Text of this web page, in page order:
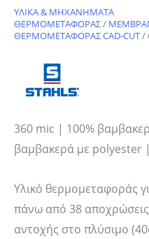
ΥΛΙΚΑ & ΜΗΧΑΝΗΜΑΤΑ
ΘΕΡΜΟΜΕΤΑΦΟΡΑΣ/
ΘΕΡΜΟΜΕΤΑΦΟΡΑΣ CAD-CUT/
360 mic | 100%
βαμβακερά με
Υλικό θερμομεταφοράς
πάνω από 38 αποχρώσεις
αντοχής στο πλύσιμο